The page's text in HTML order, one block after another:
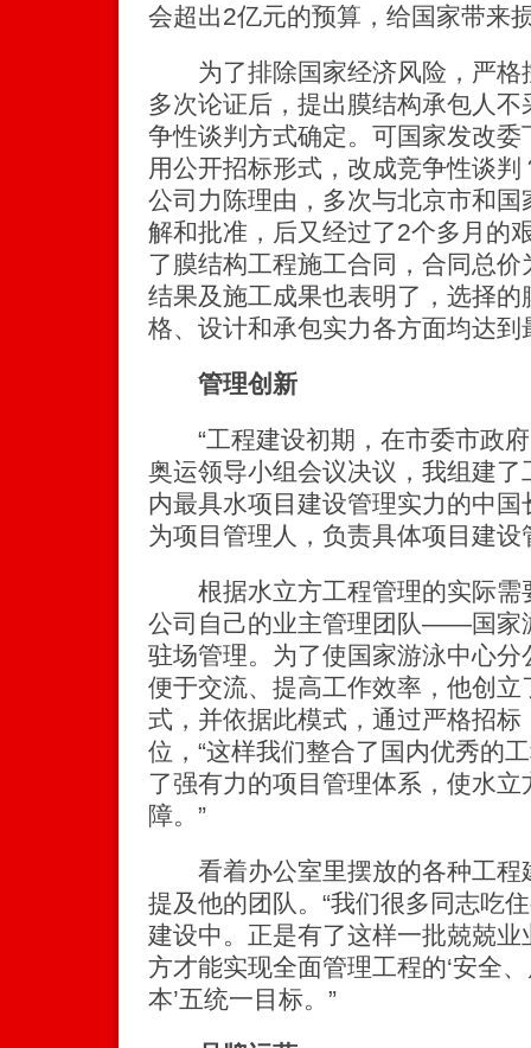
会超出2亿元的预算，给国家带来
为了排除国家经济风险，严格
多次论证后，提出膜结构承包人
争性谈判方式确定。可国家发改
用公开招标形式，改成竞争性谈
公司力陈理由，多次与北京市和
解和批准，后又经过了2个多月的
了膜结构工程施工合同，合同总
结果及施工成果也表明了，选择
格、设计和承包实力各方面均达到
管理创新
“工程建设初期，在市委市政府
奥运领导小组会议决议，我组建
内最具水项目建设管理实力的中
为项目管理人，负责具体项目建设
根据水立方工程管理的实际需
公司自己的业主管理团队——国家
驻场管理。为了使国家游泳中心
便于交流、提高工作效率，他创立
式，并依据此模式，通过严格招
位，“这样我们整合了国内优秀的
了强有力的项目管理体系，使水
障。”
看着办公室里摆放的各种工程
提及他的团队。“我们很多同志吃
建设中。正是有了这样一批兢兢
方才能实现全面管理工程的‘安全
本’五统一目标。”